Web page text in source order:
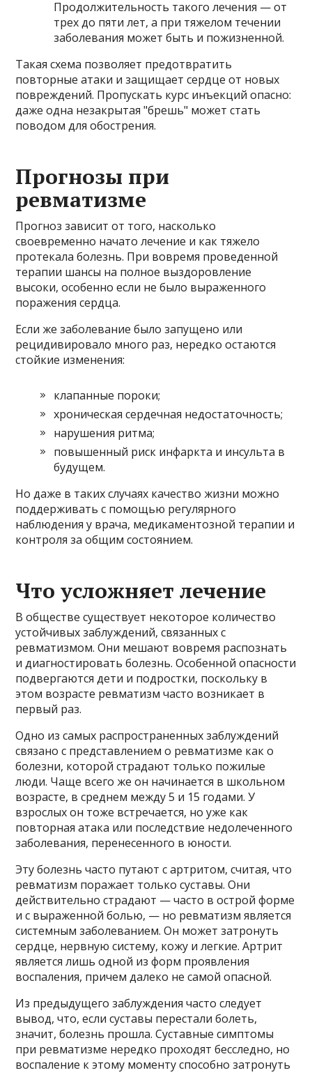
Продолжительность такого лечения — от
трех до пяти лет, а при тяжелом течении
заболевания может быть и пожизненной.
Такая схема позволяет предотвратить
повторные атаки и защищает сердце от новых
повреждений. Пропускать курс инъекций опасно:
даже одна незакрытая "брешь" может стать
поводом для обострения.
Прогнозы при
ревматизме
Прогноз зависит от того, насколько
своевременно начато лечение и как тяжело
протекала болезнь. При вовремя проведенной
терапии шансы на полное выздоровление
высоки, особенно если не было выраженного
поражения сердца.
Если же заболевание было запущено или
рецидивировало много раз, нередко остаются
стойкие изменения:
клапанные пороки;
хроническая сердечная недостаточность;
нарушения ритма;
повышенный риск инфаркта и инсульта в
будущем.
Но даже в таких случаях качество жизни можно
поддерживать с помощью регулярного
наблюдения у врача, медикаментозной терапии и
контроля за общим состоянием.
Что усложняет лечение
В обществе существует некоторое количество
устойчивых заблуждений, связанных с
ревматизмом. Они мешают вовремя распознать
и диагностировать болезнь. Особенной опасности
подвергаются дети и подростки, поскольку в
этом возрасте ревматизм часто возникает в
первый раз.
Одно из самых распространенных заблуждений
связано с представлением о ревматизме как о
болезни, которой страдают только пожилые
люди. Чаще всего же он начинается в школьном
возрасте, в среднем между 5 и 15 годами. У
взрослых он тоже встречается, но уже как
повторная атака или последствие недолеченного
заболевания, перенесенного в юности.
Эту болезнь часто путают с артритом, считая, что
ревматизм поражает только суставы. Они
действительно страдают — часто в острой форме
и с выраженной болью, — но ревматизм является
системным заболеванием. Он может затронуть
сердце, нервную систему, кожу и легкие. Артрит
является лишь одной из форм проявления
воспаления, причем далеко не самой опасной.
Из предыдущего заблуждения часто следует
вывод, что, если суставы перестали болеть,
значит, болезнь прошла. Суставные симптомы
при ревматизме нередко проходят бесследно, но
воспаление к этому моменту способно затронуть